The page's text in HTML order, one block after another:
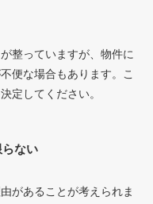
整っていますが、物件に
便な場合もあります。こ
定してください。
ない
があることが考えられま